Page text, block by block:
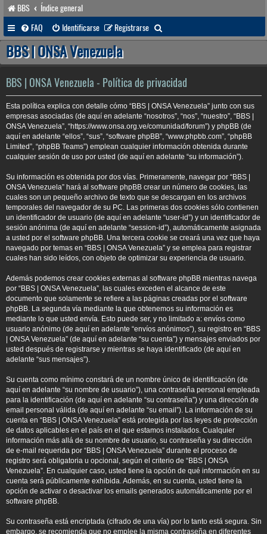
BBS
Índice general
FAQ
Identificarse Registrarse
u
a
r
BBS | ONSA Venezuela
BBS | ONSA Venezuela - Política de privacidad
Esta política explica con detalle cómo “BBS | ONSA Venezuela” junto con sus
empresas asociadas (de aquí en adelante “nosotros”, “nos”, “nuestro”, “BBS |
ONSA Venezuela”, “https://www.onsa.org.ve/comunidad/forum”) y phpBB (de
aquí en adelante “ellos”, “sus”, “software phpBB”, “www.phpbb.com”, “phpBB
Limited”, “phpBB Teams”) emplean cualquier información obtenida durante
cualquier sesión de uso por usted (de aquí en adelante “su información”).
Su información es obtenida por dos vías. Primeramente, navegar por “BBS |
ONSA Venezuela” hará al software phpBB crear un número de cookies, las
cuales son un pequeño archivo de texto que se descargan en los archivos
temporales del navegador de su PC. Las primeras dos cookies sólo contienen
un identificador de usuario (de aquí en adelante “user-id”) y un identificador de
sesión anónima (de aquí en adelante “session-id”), automáticamente asignada
a usted por el software phpBB. Una tercera cookie se creará una vez que haya
navegado por temas en “BBS | ONSA Venezuela” y se emplea para registrar
cuales han sido leídos, con objeto de optimizar su experiencia de usuario.
Además podemos crear cookies externas al software phpBB mientras navega
por “BBS | ONSA Venezuela”, las cuales exceden el alcance de este
documento que solamente se refiere a las páginas creadas por el software
phpBB. La segunda vía mediante la que obtenemos su información es
mediante lo que usted envía. Esto puede ser, y no limitado a: envíos como
usuario anónimo (de aquí en adelante “envíos anónimos”), su registro en “BBS
| ONSA Venezuela” (de aquí en adelante “su cuenta”) y mensajes enviados por
usted después de registrarse y mientras se haya identificado (de aquí en
adelante “sus mensajes”).
Su cuenta como mínimo constará de un nombre único de identificación (de
aquí en adelante “su nombre de usuario”), una contraseña personal empleada
para la identificación (de aquí en adelante “su contraseña”) y una dirección de
email personal válida (de aquí en adelante “su email”). La información de su
cuenta en “BBS | ONSA Venezuela” está protegida por las leyes de protección
de datos aplicables en el país en el que estamos instalados. Cualquier
información más allá de su nombre de usuario, su contraseña y su dirección
de e-mail requerida por “BBS | ONSA Venezuela” durante el proceso de
registro será obligatoria u opcional, según el criterio de “BBS | ONSA
Venezuela”. En cualquier caso, usted tiene la opción de qué información en su
cuenta será públicamente exhibida. Además, en su cuenta, usted tiene la
opción de activar o desactivar los emails generados automáticamente por el
software phpBB.
Su contraseña está encriptada (cifrado de una vía) por lo tanto está segura. Sin
embargo, se recomienda que no emplee la misma contraseña en diferentes